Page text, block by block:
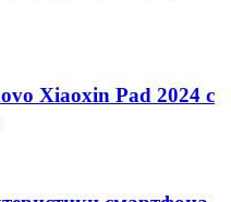
Xiaoxin Pad 2024 с